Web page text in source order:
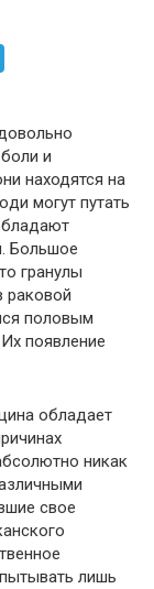
и
находятся на
могут путать
Большое
гранулы
раковой
половым
появление
обладает
никак
свое
лишь